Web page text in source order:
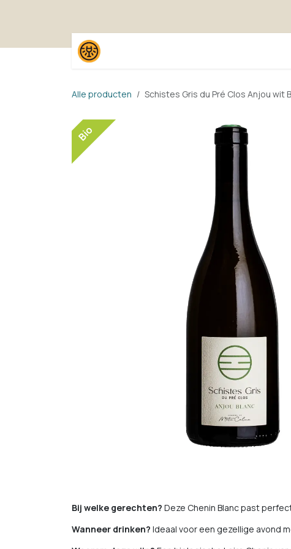
Alle producten Schistes Gris du Pré Clos Anjou wit
Bio
Bij welke gerechten? Deze Chenin Blanc past
Wanneer drinken? Ideaal voor een gezellige avond